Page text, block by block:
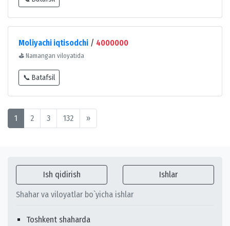
Moliyachi iqtisodchi / 4000000
⛳ Namangan viloyatida
📞 Batafsil
1 2 3 132 »
Ish qidirish Ishlar
Shahar va viloyatlar bo`yicha ishlar
Toshkent shaharda